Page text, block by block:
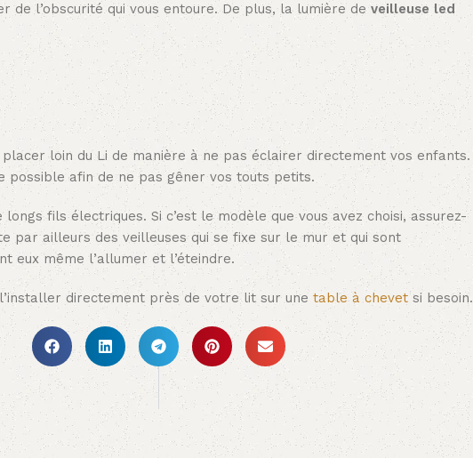
de l’obscurité qui vous entoure. De plus, la lumière deveilleuse led
placer loin du Li de manière à ne pas éclairer directement vos enfants.
possible afin de ne pas gêner vos touts petits.
fils électriques. Si c’est le modèle que vous avez choisi, assurez-
par ailleurs des veilleuses qui se fixe sur le mur et qui sont
eux même l’allumer et l’éteindre.
directement près de votre lit sur une table à chevetsi besoin.